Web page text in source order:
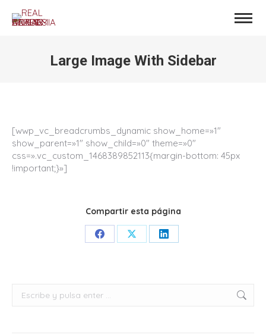
Large Image With Sidebar
[wwp_vc_breadcrumbs_dynamic show_home=»1″
show_parent=»1″ show_child=»0″ theme=»0″
css=».vc_custom_1468389852113{margin-bottom: 45px
!important;}»]
Compartir esta página
Share Share Share
Buscar: